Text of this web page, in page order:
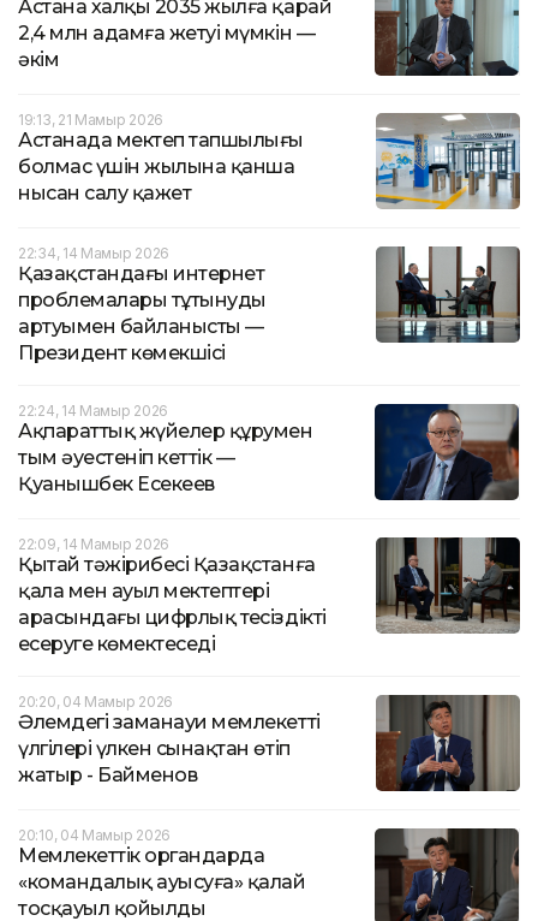
Астана халқы 2035 жылға қарай
2,4 млн адамға жетуі мүмкін —
әкім
19:13, 21 Мамыр 2026
Астанада мектеп тапшылығы
болмас үшін жылына қанша
нысан салу қажет
22:34, 14 Мамыр 2026
Қазақстандағы интернет
проблемалары тұтынудың
артуымен байланысты —
Президент көмекшісі
22:24, 14 Мамыр 2026
Ақпараттық жүйелер құрумен
тым әуестеніп кеттік —
Қуанышбек Есекеев
22:09, 14 Мамыр 2026
Қытай тәжірибесі Қазақстанға
қала мен ауыл мектептері
арасындағы цифрлық теңсіздікті
еңсеруге көмектеседі
20:20, 04 Мамыр 2026
Әлемдегі заманауи мемлекеттің
үлгілері үлкен сынақтан өтіп
жатыр - Байменов
20:10, 04 Мамыр 2026
Мемлекеттік органдарда
«командалық ауысуға» қалай
тосқауыл қойылды